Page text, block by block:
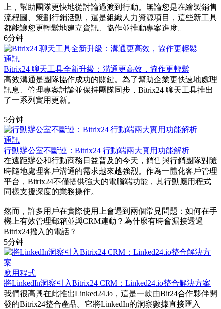
上，幫助團隊更快地從討論過渡到行動。無論您是在繪製銷售
流程圖、策劃行銷活動，還是組織人力資源項目，這些新工具
都能讓您更輕鬆地建立資訊、協作並推動專案進度。
6分钟
通訊
Bitrix24 聊天工具全新升級：溝通更高效，協作更輕鬆
高效溝通是團隊協作成功的關鍵。為了幫助企業更快速地處理
訊息、管理專案討論並保持團隊同步，Bitrix24 聊天工具推出
了一系列實用更新。
5分钟
通訊
行動辦公室不斷連：Bitrix24 行動端兩大實用功能解析
在遠距辦公和行動商務日益普及的今天，銷售與行銷團隊對隨
時隨地處理客戶溝通的需求越來越強烈。作為一體化客戶管理
平台，Bitrix24不僅提供強大的電腦端功能，其行動應用程式
同樣支援深度的業務操作。
然而，許多用戶在實際使用上會遇到兩個常見問題：如何在手
機上有效管理郵箱並與CRM連動？為什麼有時會漏接透過
Bitrix24撥入的電話？
5分钟
應用程式
將LinkedIn洞察引入Bitrix24 CRM：Linked24.io整合解決方案
我們很高興在此推出Linked24.io，這是一款由Bit24合作夥伴開
發的Bitrix24整合產品。它將LinkedIn的洞察數據直接匯入